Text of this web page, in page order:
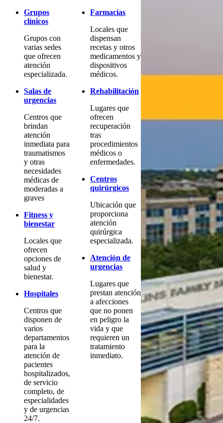
Grupos
clínicos
Grupos con
varias sedes
que ofrecen
atención
especializada.
Salas de
urgencias
Centros que
brindan
atención
inmediata para
traumatismos
y otras
necesidades
médicas de
moderadas a
graves
Fitness y
bienestar
Locales que
ofrecen
opciones de
salud y
bienestar.
Hospitales
Centros que
disponen de
varios
departamentos
para la
atención de
pacientes
hospitalizados,
de servicio
completo, de
especialidades
y de urgencias
24/7.
Farmacias
Locales que
dispensan
recetas y otros
medicamentos y
dispositivos
médicos.
Rehabilitación
Lugares que
ofrecen
recuperación
tras
procedimientos
médicos o
enfermedades.
Centros
quirúrgicos
Ubicación que
proporciona
atención
quirúrgica
especializada.
Atención de
urgencias
Lugares que
prestan atención
a afecciones
que no ponen
en peligro la
vida y que
requieren un
tratamiento
inmediato.